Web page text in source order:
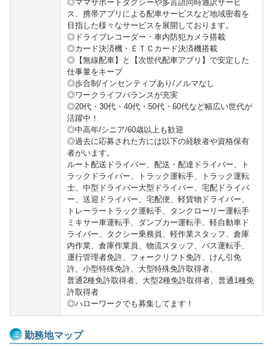
◎ママサポートタクシーや多言語同時通訳サービ
ス、携帯アプリによる配車サービスなど地域密着を
目指した様々なサービスを展開しております。
◎ドライブレコーダー・車内防犯カメラ搭載
◎カード決済機・ＥＴＣカード決済機搭載
◎【無線配車】と【次世代配車アプリ】で安定した
仕事量をキープ
◎歩合制/インセンティブあり/ノルマなし
◎ワークライフバランスが充実
◎20代・30代・40代・50代・60代など幅広い世代が
活躍中！
◎中高年/シニア/60歳以上も歓迎
◎過去に応募された方には以下の経験者や資格保有
者がいます。
ルート配送ドライバー、配送・配達ドライバー、ト
ラックドライバー、トラック運転手、トラック運転
士、中型ドライバー大型ドライバー、宅配ドライバ
ー、送迎ドライバー、宅配便、軽貨物ドライバー、
トレーラートラック運転手、タンクローリー運転手
ミキサー車運転手、ダンプカー運転手、軽自動車ド
ライバー、タクシー乗務員、軽作業スタッフ、倉庫
内作業、倉庫作業員、物流スタッフ、バス運転手、
運行管理者免許、フォークリフト免許、けん引免
許、小型特殊免許、大型特殊免許取得者、
普通2種免許取得者、大型2種免許取得者、普通1種免
許取得者
◎ハローワークでも募集してます！
勤務地マップ